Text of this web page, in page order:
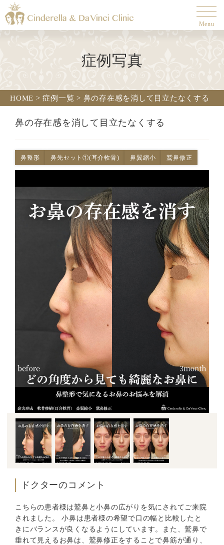
Menu
症例写真
HOME >症例一覧 > 鼻の存在感を消して目立たなくする
鼻の存在感を消して目立たなくする
鼻整形 鼻先セット①(耳介軟骨) 鼻翼縮小 鷲鼻修正
ドクターのコメント
こちらの患者様は鷲鼻と小鼻の広がりを気にされてご来院
されました。 小鼻は患者様の希望で口の幅と比較したと
きにバランスが良くなるようにしています。また、鷲鼻で
垂れて見えるお鼻は、鷲鼻修正をすることで鼻筋が通り、